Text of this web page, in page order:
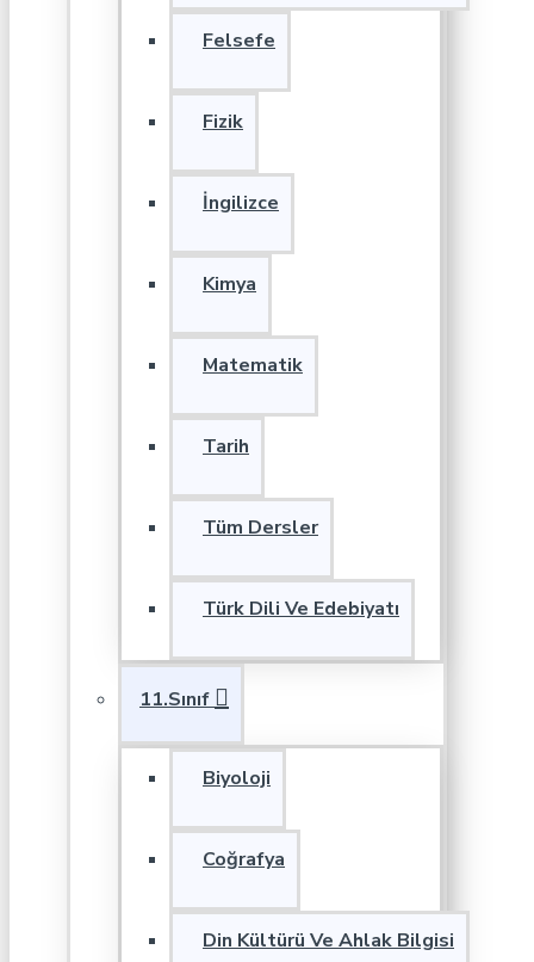
Felsefe
Fizik
İngilizce
Kimya
Matematik
Tarih
Tüm Dersler
Türk Dili Ve Edebiyatı
11.Sınıf
Biyoloji
Coğrafya
Din Kültürü Ve Ahlak Bilgisi